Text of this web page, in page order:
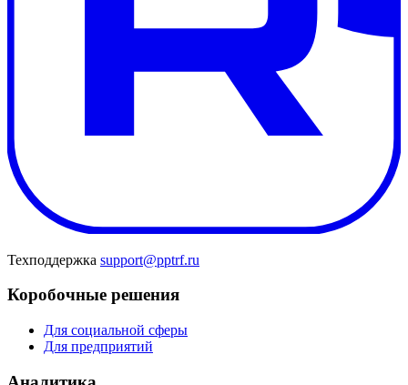
Техподдержка support@pptrf.ru
Коробочные решения
Для социальной сферы
Для предприятий